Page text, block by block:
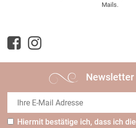
Mails.
Newsletter
Hiermit bestätige ich, dass ich die